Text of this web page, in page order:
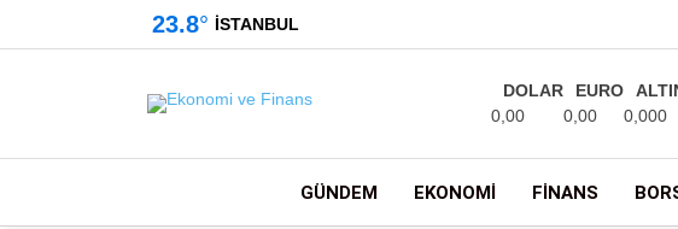
23.8° İSTANBUL
DOLAR
0,00
EURO
0,00
0,000
GÜNDEM EKONOMI FINANS